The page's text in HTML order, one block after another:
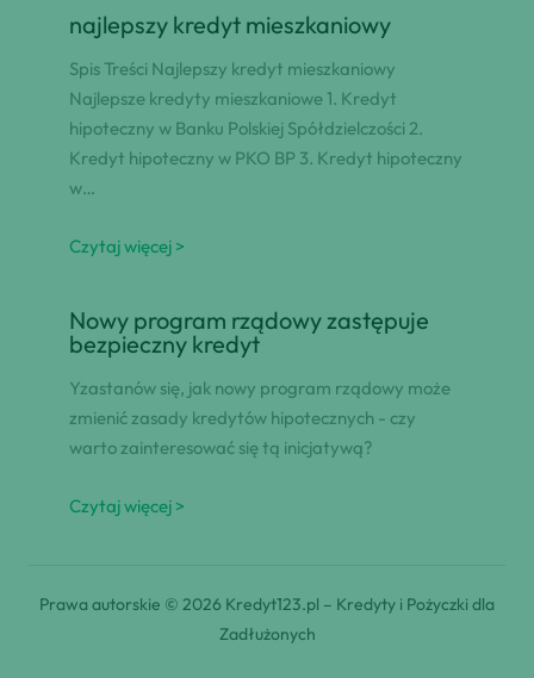
najlepszy kredyt mieszkaniowy
Spis Treści Najlepszy kredyt mieszkaniowy
Najlepsze kredyty mieszkaniowe 1. Kredyt
hipoteczny w Banku Polskiej Spółdzielczości 2.
Kredyt hipoteczny w PKO BP 3. Kredyt hipoteczny
w…
Czytaj więcej >
Nowy program rządowy zastępuje
bezpieczny kredyt
Yzastanów się, jak nowy program rządowy może
zmienić zasady kredytów hipotecznych - czy
warto zainteresować się tą inicjatywą?
Czytaj więcej >
Prawa autorskie © 2026 Kredyt123.pl – Kredyty i Pożyczki dla
Zadłużonych